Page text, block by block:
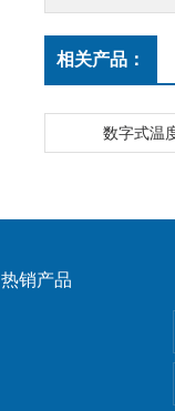
相关产品：
数字式温
热销产品